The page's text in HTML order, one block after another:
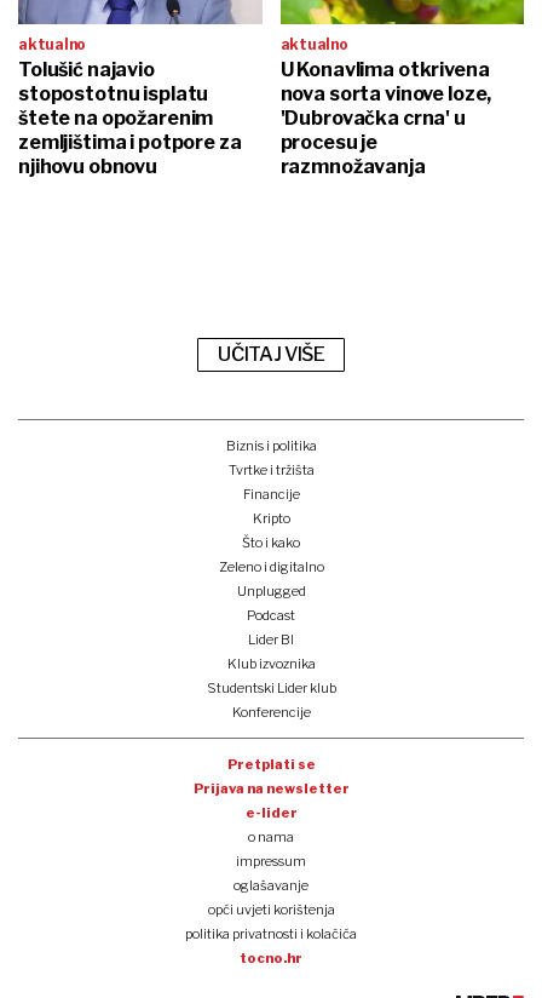
aktualno
Tolušić najavio
stopostotnu isplatu
štete na opožarenim
zemljištima i potpore za
njihovu obnovu
aktualno
U Konavlima otkrivena
nova sorta vinove loze,
'Dubrovačka crna' u
procesu je
razmnožavanja
UČITAJ VIŠE
Biznis i politika
Tvrtke i tržišta
Financije
Kripto
Što i kako
Zeleno i digitalno
Unplugged
Podcast
Lider BI
Klub izvoznika
Studentski Lider klub
Konferencije
Pretplati se
Prijava na newsletter
e-lider
o nama
impressum
oglašavanje
opći uvjeti korištenja
politika privatnosti i kolačića
tocno.hr